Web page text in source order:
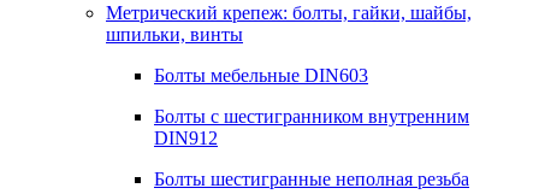
Метрический крепеж: болты, гайки, шайбы,
шпильки, винты
Болты мебельные DIN603
Болты с шестигранником внутренним
DIN912
Болты шестигранные неполная резьба